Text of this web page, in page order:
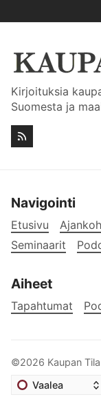
Kirjoituksia
Suomesta ja
Navigointi
Etusivu
Seminaarit
Aiheet
Tapahtumat
©2026 Kaupan Tila